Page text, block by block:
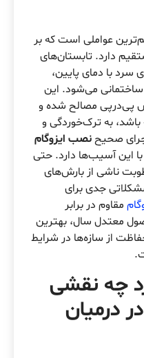
عواملی است که بر
دارد. تابستان‌های
سرد با دمای پایین،
می‌شود. این
پی‌درپی مصالح شده و
باشد، به ترک‌خوردگی و
صحیحنصب ایزوگام
این آسیب‌ها دارد. حتی
ناشی از بارش‌های
جدی برای
مقاوم در برابر
معتدل سال، بهترین
از سازه‌ها در شرایط
چه نقشی
درمیان